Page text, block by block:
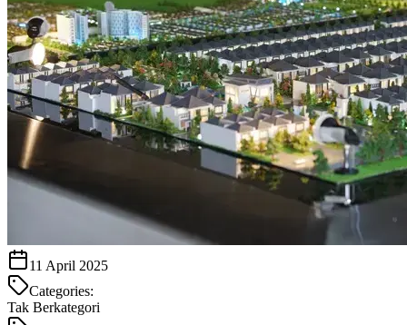
11 April 2025
Categories:
Tak Berkategori